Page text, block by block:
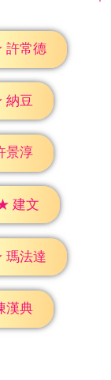
許常德
納豆
景淳
建文
瑪法達
漢典